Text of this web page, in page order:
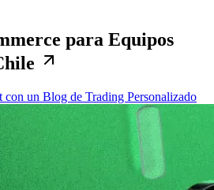
para Equipos
con un Blog de Trading Personalizado